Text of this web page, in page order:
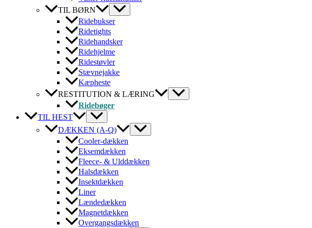
TIL BØRN
Ridebukser
Ridetights
Ridehandsker
Ridehjelme
Ridestøvler
Stævnejakke
Kæpheste
RESTITUTION & LÆRING
Ridebøger
TIL HEST
DÆKKEN (A-Q)
Cooler-dækken
Eksemdækken
Fleece- & Ulddækken
Halsdækken
Insektdækken
Liner
Lændedækken
Magnetdækken
Overgangsdækken